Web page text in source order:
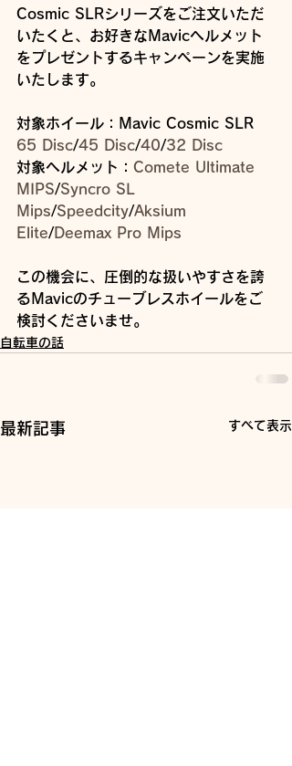
Cosmic SLRシリーズをご注文いただ
いたくと、お好きなMavicヘルメット
をプレゼントするキャンペーンを実施
いたします。
対象ホイール：Mavic Cosmic SLR
65 Disc/45 Disc/40/32 Disc
対象ヘルメット： Comete Ultimate
MIPS/Syncro SL
Mips/Speedcity/Aksium
Elite/Deemax Pro Mips
この機会に、圧倒的な扱いやすさを誇
るMavicのチューブレスホイールをご
検討くださいませ。
自転車の話
最新記事 すべて表示